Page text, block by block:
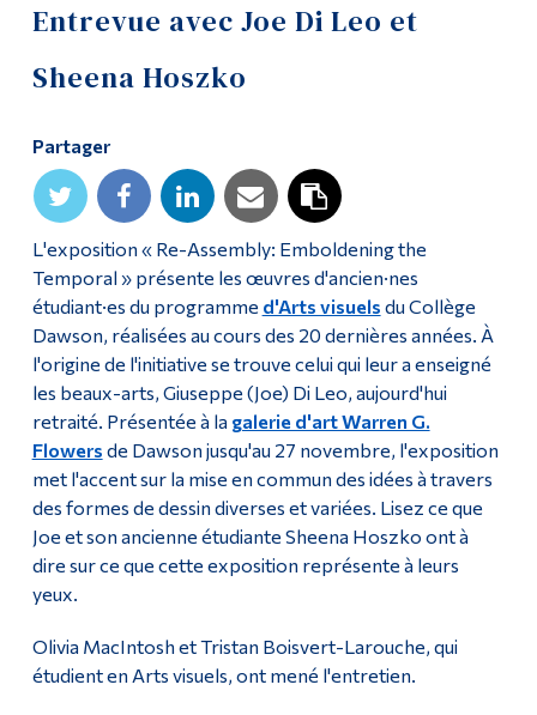
Entrevue avec Joe Di Leo et
Sheena Hoszko
Partager
L'exposition « Re-Assembly: Emboldening the
Temporal » présente les œuvres d'ancien·nes
étudiant·es du programme d'Arts visuels du Collège
Dawson, réalisées au cours des 20 dernières années. À
l'origine de l'initiative se trouve celui qui leur a enseigné
les beaux-arts, Giuseppe (Joe) Di Leo, aujourd'hui
retraité. Présentée à la galerie d'art Warren G.
Flowers de Dawson jusqu'au 27 novembre, l'exposition
met l'accent sur la mise en commun des idées à travers
des formes de dessin diverses et variées. Lisez ce que
Joe et son ancienne étudiante Sheena Hoszko ont à
dire sur ce que cette exposition représente à leurs
yeux.
Olivia MacIntosh et Tristan Boisvert-Larouche, qui
étudient en Arts visuels, ont mené l'entretien.